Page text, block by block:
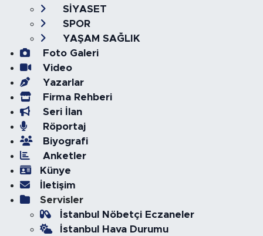
SİYASET
SPOR
YAŞAM SAĞLIK
Foto Galeri
Video
Yazarlar
Firma Rehberi
Seri İlan
Röportaj
Biyografi
Anketler
Künye
İletişim
Servisler
İstanbul Nöbetçi Eczaneler
İstanbul Hava Durumu